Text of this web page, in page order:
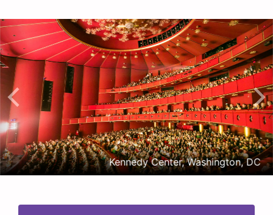
Kennedy Center, Washington, DC